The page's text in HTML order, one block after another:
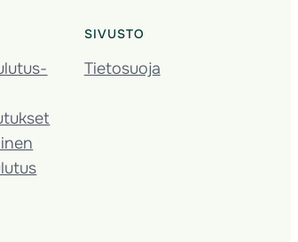
SIVUSTO
Tietosuoja